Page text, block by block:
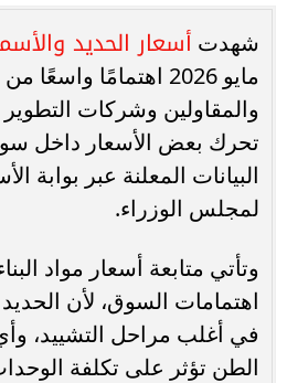
شهدت أسعار الحديد
مايو 2026 اهتمامًا
والمقاولين وشركات
تحرك بعض الأسعار داخل
البيانات المعلنة عبر بوابة
لمجلس الوزراء.
وتأتي متابعة أسعار مواد
اهتمامات السوق، لأن
في أغلب مراحل التشييد،
الطن تؤثر على تكلفة